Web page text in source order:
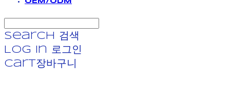
Search
검색
Log In
로그인
Cart장바구니